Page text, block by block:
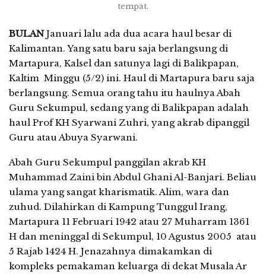
tempat.
BULANJanuari lalu ada dua acara haul besar di
Kalimantan. Yang satu baru saja berlangsung di
Martapura, Kalsel dan satunya lagi di Balikpapan,
Kaltim Minggu (5/2) ini. Haul di Martapura baru saja
berlangsung. Semua orang tahu itu haulnya Abah
Guru Sekumpul, sedang yang di Balikpapan adalah
haul Prof KH Syarwani Zuhri, yang akrab dipanggil
Guru atau Abuya Syarwani.
Abah Guru Sekumpul panggilan akrab KH
Muhammad Zaini bin Abdul Ghani Al-Banjari. Beliau
ulama yang sangat kharismatik. Alim, wara dan
zuhud. Dilahirkan di Kampung Tunggul Irang,
Martapura 11 Februari 1942 atau 27 Muharram 1361
H dan meninggal di Sekumpul, 10 Agustus 2005 atau
5 Rajab 1424 H. Jenazahnya dimakamkan di
kompleks pemakaman keluarga di dekat Musala Ar